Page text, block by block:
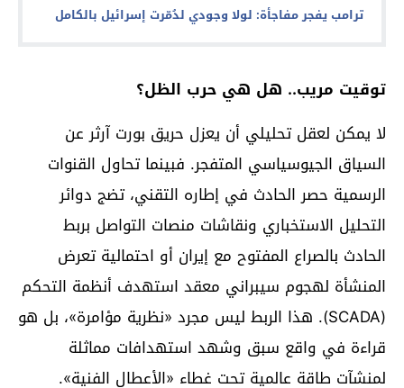
ترامب يفجر مفاجأة: لولا وجودي لدُمّرت إسرائيل بالكامل
توقيت مريب.. هل هي حرب الظل؟
لا يمكن لعقل تحليلي أن يعزل حريق بورت آرثر عن
السياق الجيوسياسي المتفجر. فبينما تحاول القنوات
الرسمية حصر الحادث في إطاره التقني، تضج دوائر
التحليل الاستخباري ونقاشات منصات التواصل بربط
الحادث بالصراع المفتوح مع إيران أو احتمالية تعرض
المنشأة لهجوم سيبراني معقد استهدف أنظمة التحكم
(SCADA). هذا الربط ليس مجرد «نظرية مؤامرة»، بل هو
قراءة في واقع سبق وشهد استهدافات مماثلة
لمنشآت طاقة عالمية تحت غطاء «الأعطال الفنية».